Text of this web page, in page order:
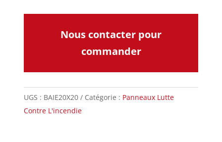
Nous contacter pour
commander
UGS : BAIE20X20 Catégorie : Panneaux Lutte
Contre L'incendie